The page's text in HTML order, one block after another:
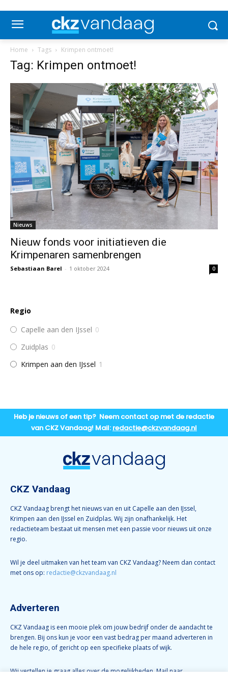
Home Tags Krimpen ontmoet!
Tag: Krimpen ontmoet!
Nieuws
Nieuw fonds voor initiatieven die
Krimpenaren samenbrengen
Sebastiaan Barel - 1 oktober 2024 0
Regio
Capelle aan den IJssel 0
Zuidplas 0
Krimpen aan den IJssel 1
Heb je nieuws of een tip? Neem contact op met de redactie
van CKZ Vandaag! Mail: redactie@ckzvandaag.nl
CKZ Vandaag
CKZ Vandaag brengt het nieuws van en uit Capelle aan den IJssel,
Krimpen aan den IJssel en Zuidplas. Wij zijn onafhankelijk. Het
redactieteam bestaat uit mensen met een passie voor nieuws uit onze
regio.
Wil je deel uitmaken van het team van CKZ Vandaag? Neem dan contact
met ons op: redactie@ckzvandaag.nl
Adverteren
CKZ Vandaag is een mooie plek om jouw bedrijf onder de aandacht te
brengen. Bij ons kun je voor een vast bedrag per maand adverteren in
de hele regio, of gericht op een specifieke plaats of wijk.
Wij vertellen je graag alles over de mogelijkheden. Mail naar